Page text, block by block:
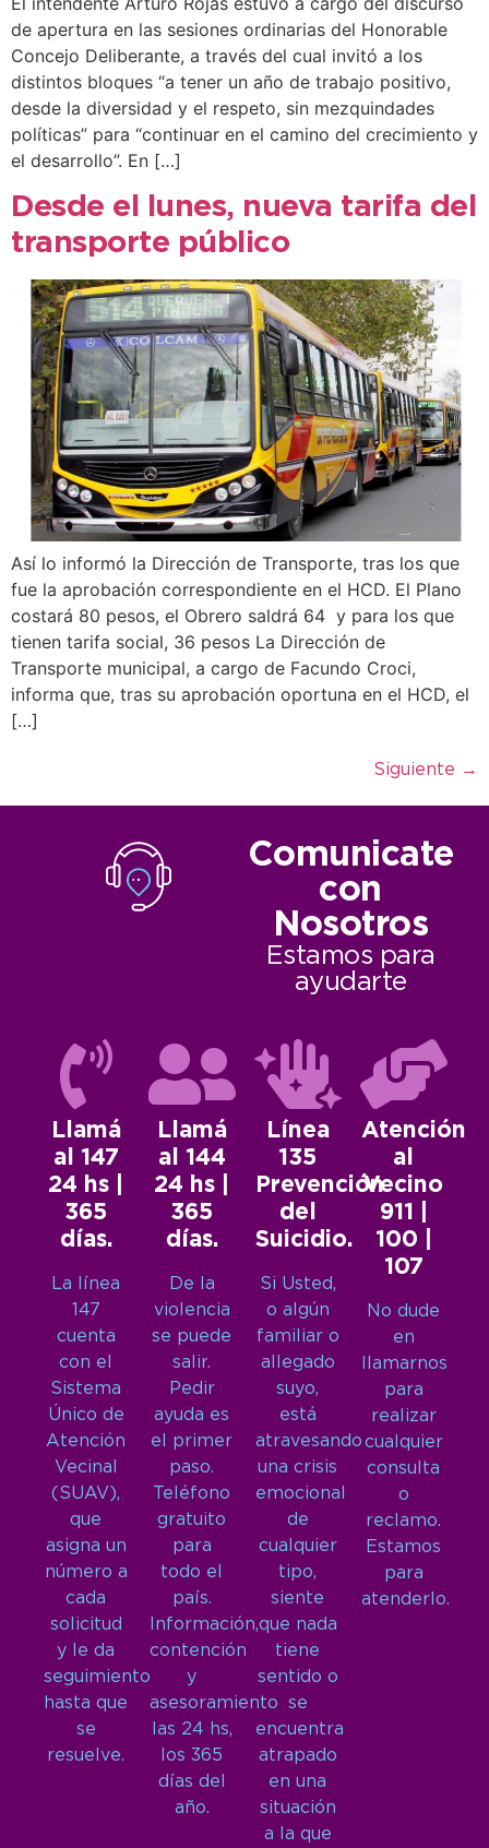
de apertura en las sesiones ordinarias del Honorable
Concejo Deliberante, a través del cual invitó a los
distintos bloques “a tener un año de trabajo positivo,
desde la diversidad y el respeto, sin mezquindades
políticas” para “continuar en el camino del crecimiento y
el desarrollo”. En […]
Desde el lunes, nueva tarifa del
transporte público
Así lo informó la Dirección de Transporte, tras los que
fue la aprobación correspondiente en el HCD. El Plano
costará 80 pesos, el Obrero saldrá 64 y para los que
tienen tarifa social, 36 pesos La Dirección de
Transporte municipal, a cargo de Facundo Croci,
informa que, tras su aprobación oportuna en el HCD, el
[…]
Siguiente →
Comunicate
con
Nosotros
Estamos para
ayudarte
Llamá
al 147
24 hs |
365
días.
La línea
147
cuenta
con el
Sistema
Único de
Atención
Vecinal
(SUAV),
que
asigna un
número a
cada
solicitud
y le da
seguimiento
hasta que
se
resuelve.
Llamá
al 144
24 hs |
365
días.
De la
violencia
se puede
salir.
Pedir
ayuda es
el primer
paso.
Teléfono
gratuito
para
todo el
país.
Información,
contención
y
asesoramiento
las 24 hs,
los 365
días del
año.
Línea
135
Prevención
del
Suicidio.
Si Usted,
o algún
familiar o
allegado
suyo,
está
atravesando
una crisis
emocional
de
cualquier
tipo,
siente
que nada
tiene
sentido o
se
encuentra
atrapado
en una
situación
a la que
Atención
al
Vecino
911 |
100 |
107
No dude
en
llamarnos
para
realizar
cualquier
consulta
o
reclamo.
Estamos
para
atenderlo.